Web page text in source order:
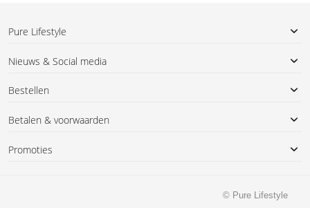
Pure Lifestyle
Nieuws & Social media
Bestellen
Betalen & voorwaarden
Promoties
© Pure Lifestyle